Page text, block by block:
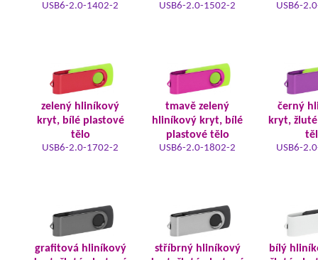
USB6-2.0-1402-2 USB6-2.0-1502-2 USB6-
zelený hliníkový
kryt, bílé plastové
tělo
USB6-2.0-1702-2
tmavě zelený
hliníkový kryt, bílé
plastové tělo
USB6-2.0-1802-2
černý
kryt,
USB6-
grafitová hliníkový
stříbrný hliníkový
bílý